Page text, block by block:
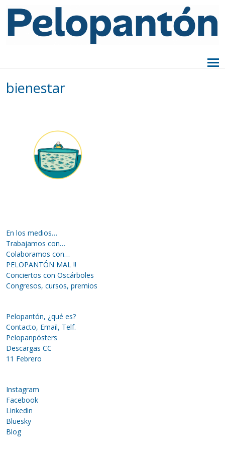
bienestar
En los medios…
Trabajamos con…
Colaboramos con…
PELOPANTÓN MAL !!
Conciertos con Oscárboles
Congresos, cursos, premios
Pelopantón, ¿qué es?
Contacto, Email, Telf.
Pelopanpósters
Descargas CC
11 Febrero
Instagram
Facebook
Linkedin
Bluesky
Blog